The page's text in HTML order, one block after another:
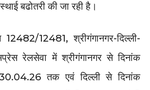
बढोतरी की जा रही है।
12481, श्रीगंगानगर-दिल्ली-
रेलसेवा में श्रीगंगानगर से दिनांक
तक एवं दिल्ली से दिनांक